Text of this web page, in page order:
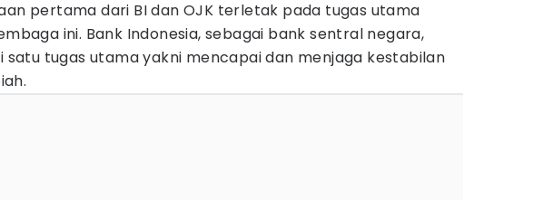
pertama dari BI dan OJK terletak pada tugas utama
ini. Bank Indonesia, sebagai bank sentral negara,
satu tugas utama yakni mencapai dan menjaga kestabilan